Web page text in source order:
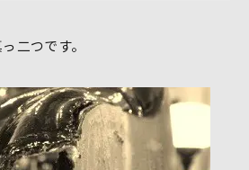
二つです。